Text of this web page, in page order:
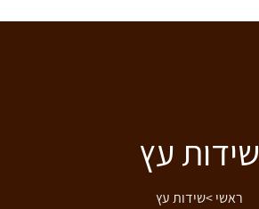
שידות עץ
ראשי>שידות עץ